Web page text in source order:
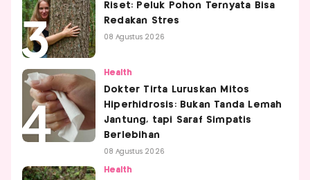
Riset: Peluk Pohon Ternyata Bisa
Redakan Stres
08 Agustus 2026
Health
Dokter Tirta Luruskan Mitos
Hiperhidrosis: Bukan Tanda Lemah
Jantung, tapi Saraf Simpatis
Berlebihan
08 Agustus 2026
Health